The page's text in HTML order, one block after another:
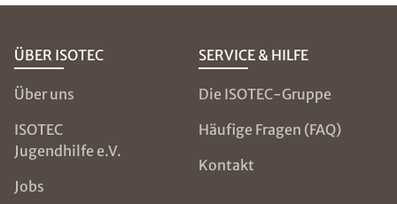
ÜBER ISOTEC
Über uns
ISOTEC
Jugendhilfe e.V.
Jobs
SERVICE & HILFE
Die ISOTEC-Gruppe
Häufige Fragen (FAQ)
Kontakt